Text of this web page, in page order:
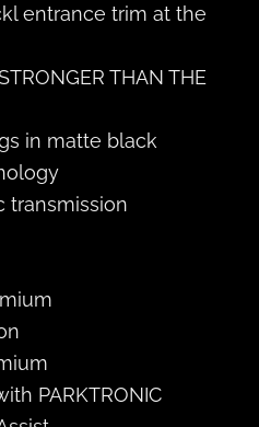
entrance trim at the
THAN THE
in matte black
transmission
PARKTRONIC